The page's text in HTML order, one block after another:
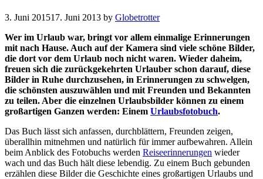
3. Juni 201517. Juni 2013 by Globetrotter
Wer im Urlaub war, bringt vor allem einmalige Erinnerungen
mit nach Hause. Auch auf der Kamera sind viele schöne Bilder,
die dort vor dem Urlaub noch nicht waren. Wieder daheim,
freuen sich die zurückgekehrten Urlauber schon darauf, diese
Bilder in Ruhe durchzusehen, in Erinnerungen zu schwelgen,
die schönsten auszuwählen und mit Freunden und Bekannten
zu teilen. Aber die einzelnen Urlaubsbilder können zu einem
großartigen Ganzen werden: Einem Urlaubsfotobuch.
Das Buch lässt sich anfassen, durchblättern, Freunden zeigen,
überallhin mitnehmen und natürlich für immer aufbewahren. Allein
beim Anblick des Fotobuchs werden Reiseerinnerungen wieder
wach und das Buch hält diese lebendig. Zu einem Buch gebunden
erzählen diese Bilder die Geschichte eines großartigen Urlaubs und